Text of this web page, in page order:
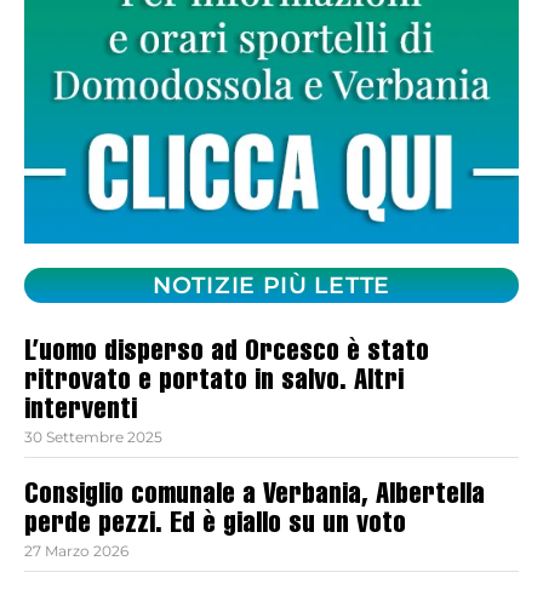
NOTIZIE PIÙ LETTE
L’uomo disperso ad Orcesco è stato
ritrovato e portato in salvo. Altri
interventi
30 Settembre 2025
Consiglio comunale a Verbania, Albertella
perde pezzi. Ed è giallo su un voto
27 Marzo 2026